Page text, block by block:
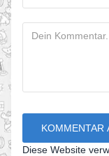
Diese Website